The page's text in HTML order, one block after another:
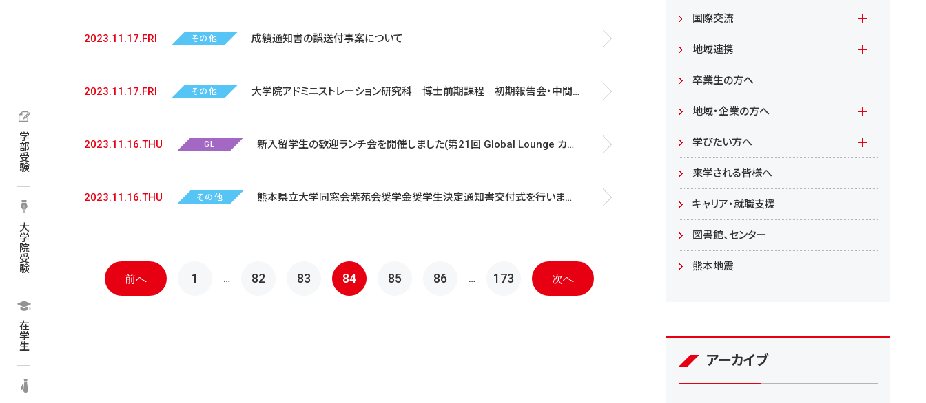
学部受験
大学院受験
在学生
成績通知書の誤送付事案について
2023.11.17.FRI その他
大学院アドミニストレーション研究科 博士前期課程 初期報告会・中間
2023.11.17.FRI その他
新入留学生の歓迎ランチ会を開催しました(第21回 Global Lounge カフ
2023.11.16.THU GL
熊本県立大学同窓会紫苑会奨学金奨学生決定通知書交付式を行いまし
2023.11.16.THU その他
前へ 1 … 82 83 84 85 86 … 173 次へ
環境資源
居住環境
食健康
教育/学部・大学院
もやいすと育成プログラム
入試情報(学部)
入試情報(大学院)
国際交流
Global Lounge
地域連携
公開講座
卒業生の方へ
地域・企業の方へ
学びたい方へ(生涯学習)
学びたい方へ
学部
大学院
来学される皆様へ
キャリア・就職支援
図書館、センター
熊本地震
アーカイブ